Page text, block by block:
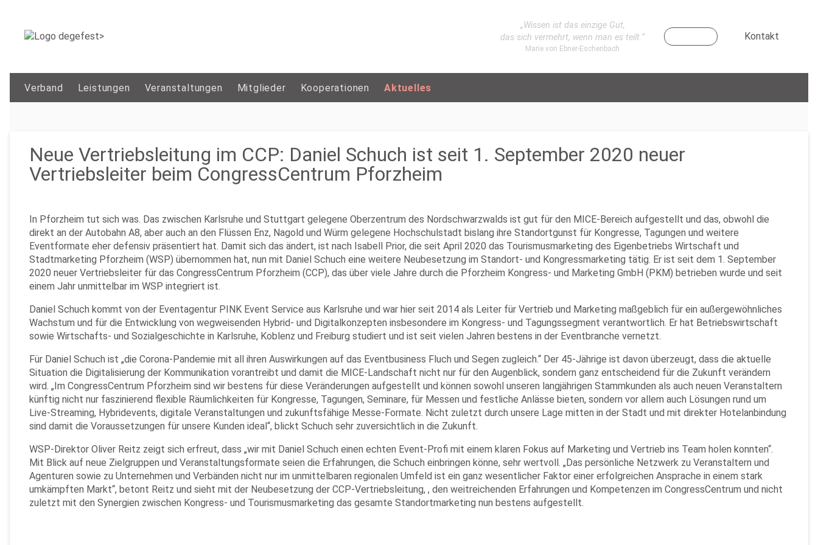
„Wissen ist das einzige Gut,
das sich vermehrt, wenn man es teilt.“
Marie von Ebner-Eschenbach
Kontakt
Verband Leistungen Veranstaltungen Mitglieder Kooperationen Aktuelles
Neue Vertriebsleitung im CCP: Daniel Schuch ist seit 1. September 2020 neuer
Vertriebsleiter beim CongressCentrum Pforzheim
In Pforzheim tut sich was. Das zwischen Karlsruhe und Stuttgart gelegene Oberzentrum des Nordschwarzwalds ist gut für den MICE-Bereich aufgestellt und das, obwohl die
direkt an der Autobahn A8, aber auch an den Flüssen Enz, Nagold und Würm gelegene Hochschulstadt bislang ihre Standortgunst für Kongresse, Tagungen und weitere
Eventformate eher defensiv präsentiert hat. Damit sich das ändert, ist nach Isabell Prior, die seit April 2020 das Tourismusmarketing des Eigenbetriebs Wirtschaft und
Stadtmarketing Pforzheim (WSP) übernommen hat, nun mit Daniel Schuch eine weitere Neubesetzung im Standort- und Kongressmarketing tätig. Er ist seit dem 1. September
2020 neuer Vertriebsleiter für das CongressCentrum Pforzheim (CCP), das über viele Jahre durch die Pforzheim Kongress- und Marketing GmbH (PKM) betrieben wurde und seit
einem Jahr unmittelbar im WSP integriert ist.
Daniel Schuch kommt von der Eventagentur PINK Event Service aus Karlsruhe und war hier seit 2014 als Leiter für Vertrieb und Marketing maßgeblich für ein außergewöhnliches
Wachstum und für die Entwicklung von wegweisenden Hybrid- und Digitalkonzepten insbesondere im Kongress- und Tagungssegment verantwortlich. Er hat Betriebswirtschaft
sowie Wirtschafts- und Sozialgeschichte in Karlsruhe, Koblenz und Freiburg studiert und ist seit vielen Jahren bestens in der Eventbranche vernetzt.
Für Daniel Schuch ist „die Corona-Pandemie mit all ihren Auswirkungen auf das Eventbusiness Fluch und Segen zugleich.“ Der 45-Jährige ist davon überzeugt, dass die aktuelle
Situation die Digitalisierung der Kommunikation vorantreibt und damit die MICE-Landschaft nicht nur für den Augenblick, sondern ganz entscheidend für die Zukunft verändern
wird. „Im CongressCentrum Pforzheim sind wir bestens für diese Veränderungen aufgestellt und können sowohl unseren langjährigen Stammkunden als auch neuen Veranstaltern
künftig nicht nur faszinierend flexible Räumlichkeiten für Kongresse, Tagungen, Seminare, für Messen und festliche Anlässe bieten, sondern vor allem auch Lösungen rund um
Live-Streaming, Hybridevents, digitale Veranstaltungen und zukunftsfähige Messe-Formate. Nicht zuletzt durch unsere Lage mitten in der Stadt und mit direkter Hotelanbindung
sind damit die Voraussetzungen für unsere Kunden ideal“, blickt Schuch sehr zuversichtlich in die Zukunft.
WSP-Direktor Oliver Reitz zeigt sich erfreut, dass „wir mit Daniel Schuch einen echten Event-Profi mit einem klaren Fokus auf Marketing und Vertrieb ins Team holen konnten“.
Mit Blick auf neue Zielgruppen und Veranstaltungsformate seien die Erfahrungen, die Schuch einbringen könne, sehr wertvoll. „Das persönliche Netzwerk zu Veranstaltern und
Agenturen sowie zu Unternehmen und Verbänden nicht nur im unmittelbaren regionalen Umfeld ist ein ganz wesentlicher Faktor einer erfolgreichen Ansprache in einem stark
umkämpften Markt“, betont Reitz und sieht mit der Neubesetzung der CCP-Vertriebsleitung, , den weitreichenden Erfahrungen und Kompetenzen im CongressCentrum und nicht
zuletzt mit den Synergien zwischen Kongress- und Tourismusmarketing das gesamte Standortmarketing nun bestens aufgestellt.